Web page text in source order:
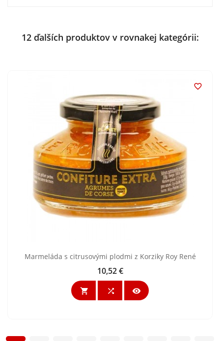
12 ďalších produktov v rovnakej kategórii:

Marmeláda s citrusovými plodmi z Korziky Roy René
Cena
10,52 €
  